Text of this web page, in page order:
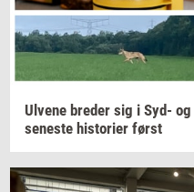
Ul­ve­ne bre­der sig i Syd- og
se­ne­ste hi­sto­ri­er først